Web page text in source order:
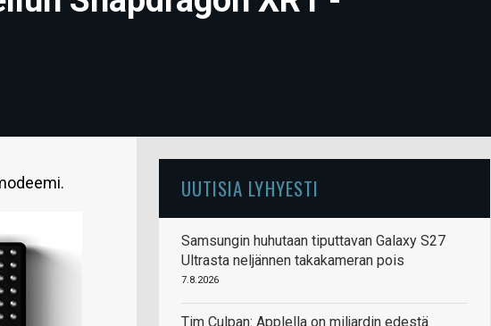
UUTISIA LYHYESTI
Samsungin huhutaan tiputtavan Galaxy S27
Ultrasta neljännen takakameran pois
7.8.2026
Tim Culpan: Applella on miljardin edestä